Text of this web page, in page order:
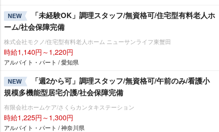
NEW
「未経験OK」調理スタッフ/無資格可/住宅型有料老人ホ
ーム/社会保障完備
株式会社モクノ/住宅型有料老人ホーム ニューサンライフ東蟹田
時給1,140円～1,220円
アルバイト・パート / 愛知県
NEW
「週2から可」調理スタッフ/無資格可/午前のみ/看護小
規模多機能型居宅介護/社会保障完備
有限会社ホームケア/さくらカンタキステーション
時給1,225円～1,300円
アルバイト・パート / 神奈川県